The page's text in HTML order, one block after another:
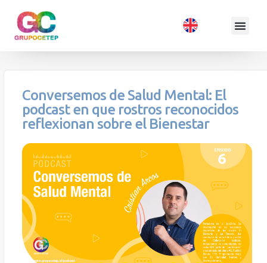
Conversemos de Salud Mental: El
podcast en que rostros reconocidos
reflexionan sobre el Bienestar